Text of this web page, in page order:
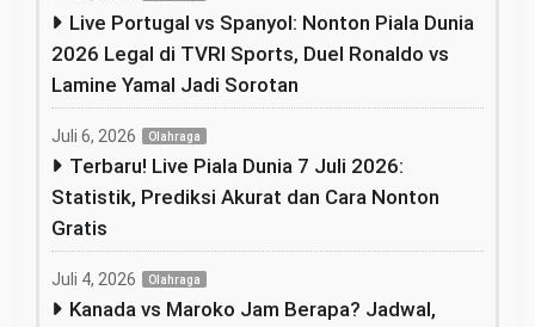
Live Portugal vs Spanyol: Nonton Piala Dunia
2026 Legal di TVRI Sports, Duel Ronaldo vs
Lamine Yamal Jadi Sorotan
Juli 6, 2026 Olahraga
Terbaru! Live Piala Dunia 7 Juli 2026:
Statistik, Prediksi Akurat dan Cara Nonton
Gratis
Juli 4, 2026 Olahraga
Kanada vs Maroko Jam Berapa? Jadwal,